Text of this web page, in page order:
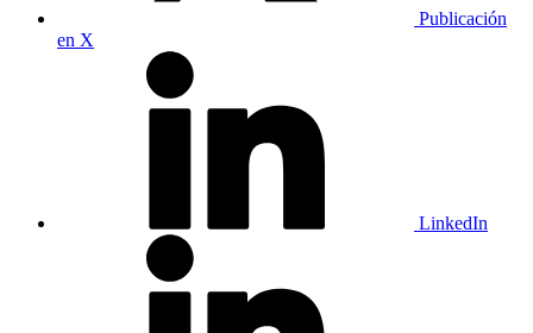
Publicación
en X
LinkedIn